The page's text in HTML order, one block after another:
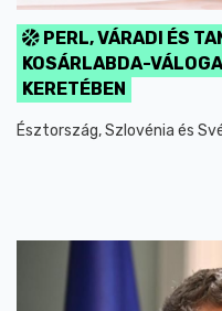
PERL, VÁRADI ÉS
KOSÁRLABDA-
KERETÉBEN
Észtország, Szlovénia és